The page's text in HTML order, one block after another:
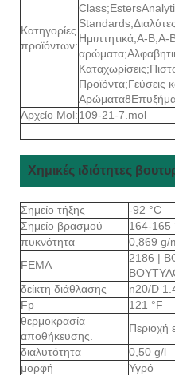
Κατηγορίες
προϊόντων:
Ημιπτητικά;A-B;A-
Προϊόντα;Γεύσεις
Αρχείο Mol:109-21-7.mol
Χημικές ιδιότητες
Σημείο τήξης
-92 °C
Σημείο βρασμού
164-165
πυκνότητα
0,869 g/
FEMA
2186 |
δείκτη διάθλασης
n20/D
Fp
121 °F
θερμοκρασία
αποθήκευσης.
Περιοχή
διαλυτότητα
0,50 g/l
μορφή
Υγρό